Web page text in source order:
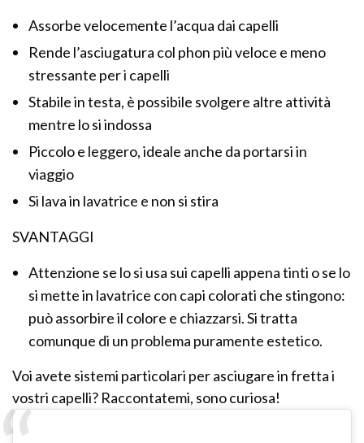
Assorbe velocemente l’acqua dai capelli
Rende l’asciugatura col phon più veloce e meno
stressante per i capelli
Stabile in testa, è possibile svolgere altre attività
mentre lo si indossa
Piccolo e leggero, ideale anche da portarsi in
viaggio
Si lava in lavatrice e non si stira
SVANTAGGI
Attenzione se lo si usa sui capelli appena tinti o se lo
si mette in lavatrice con capi colorati che stingono:
può assorbire il colore e chiazzarsi. Si tratta
comunque di un problema puramente estetico.
Voi avete sistemi particolari per asciugare in fretta i
vostri capelli? Raccontatemi, sono curiosa!